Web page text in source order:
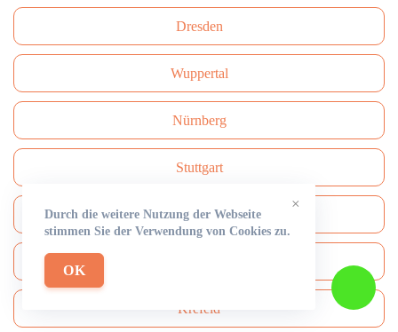
Dresden
Wuppertal
Nürnberg
Stuttgart
Bochum
Krefeld
×
Durch die weitere Nutzung der Webseite
stimmen Sie der Verwendung von Cookies zu.
OK